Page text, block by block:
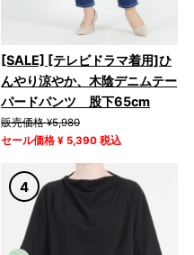
[SALE] [テレビドラマ着用]ひ
んやり涼やか、木陰デニムテー
パードパンツ 股下65cm
販売価格 ¥5,980
セール価格 ¥ 5,390 税込